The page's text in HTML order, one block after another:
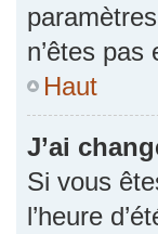
n’êtes
Haut
J’ai
Si vous
l’heure